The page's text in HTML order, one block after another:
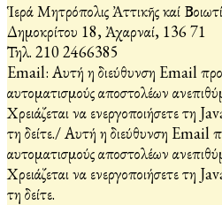
Ἱερά Μητρόπολις Ἀττικῆς καί
Δημοκρίτου 18, Ἀχαρναί, 136 71
Τηλ. 210 2466385
Email: Αυτή η διεύθυνση Email
αυτοματισμούς αποστολέων
Χρειάζεται να ενεργοποιήσετε τη
τη δείτε./Αυτή η διεύθυνση Email
αυτοματισμούς αποστολέων
Χρειάζεται να ενεργοποιήσετε τη
τη δείτε.